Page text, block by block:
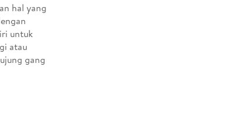
hal yang
untuk
atau
gang